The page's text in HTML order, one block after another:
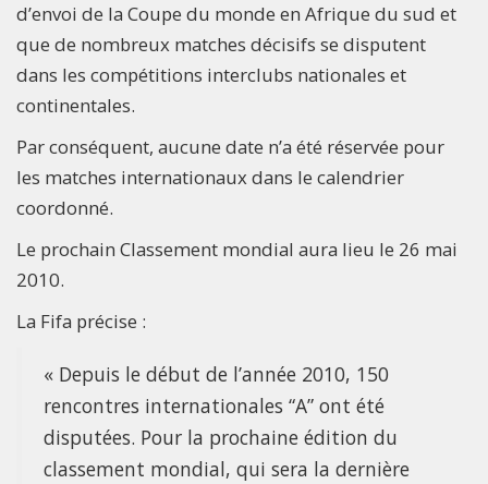
d’envoi de la Coupe du monde en Afrique du sud et
que de nombreux matches décisifs se disputent
dans les compétitions interclubs nationales et
continentales.
Par conséquent, aucune date n’a été réservée pour
les matches internationaux dans le calendrier
coordonné.
Le prochain Classement mondial aura lieu le 26 mai
2010.
La Fifa précise :
« Depuis le début de l’année 2010, 150
rencontres internationales “A” ont été
disputées. Pour la prochaine édition du
classement mondial, qui sera la dernière